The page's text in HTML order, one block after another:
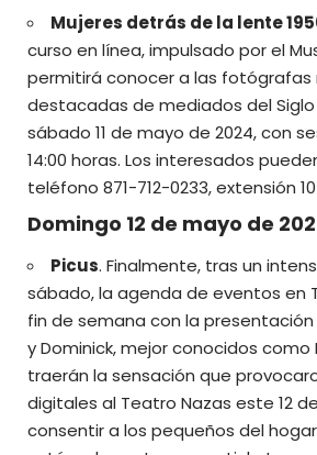
Mujeres detrás de la lente
curso en línea, impulsado por el
permitirá conocer a las fotógrafas
destacadas de mediados del Siglo
sábado 11 de mayo de 2024, con
14:00 horas. Los interesados
teléfono 871-712-0233, extensión
Domingo 12 de mayo de
Picus. Finalmente, tras un
sábado, la agenda de eventos en
fin de semana con la presentación
y Dominick, mejor conocidos como
traerán la sensación que
digitales al Teatro Nazas este 12
consentir a los pequeños del